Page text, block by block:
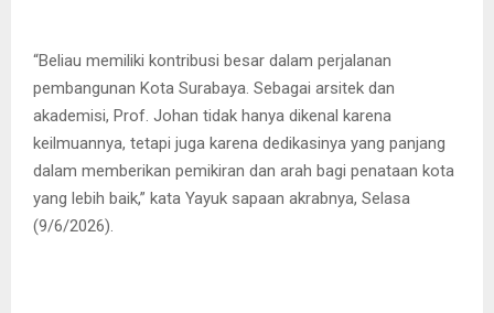
“Beliau memiliki kontribusi besar dalam perjalanan
pembangunan Kota Surabaya. Sebagai arsitek dan
akademisi, Prof. Johan tidak hanya dikenal karena
keilmuannya, tetapi juga karena dedikasinya yang panjang
dalam memberikan pemikiran dan arah bagi penataan kota
yang lebih baik,” kata Yayuk sapaan akrabnya, Selasa
(9/6/2026).